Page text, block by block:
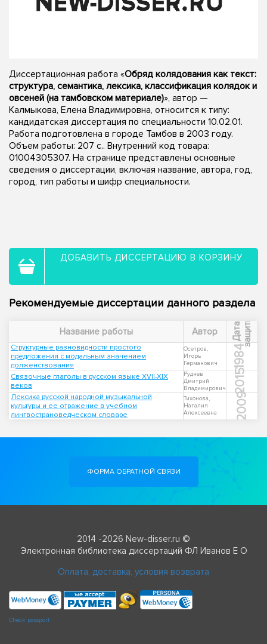
Диссертационная работа «Обряд колядования как текст:
структура, семантика, лексика, классификация колядок и
овсеней (на тамбовском материале)», автор —
Калмыкова, Елена Владимировна, относится к типу:
кандидатская диссертация по специальности 10.02.01.
Работа подготовлена в городе Тамбов в 2003 году.
Объем работы: 207 с.. Внутренний код товара:
01004305307. На странице представлены основные
сведения о диссертации, включая название, автора, год,
город, тип работы и шифр специальности.
ДОБАВИТЬ ДИССЕРТАЦИЮ В КОРЗИНУ
Рекомендуемые диссертации данного раздела
Название работы Автор Д
а
т
а
з
а
щ
и
т ы
Структурные разновидности простого
предложения с модальным значением
долженствования
Осетров,
Игорь
Германович
1984
Связочные глаголы в русском языке XVII-XIX
веков
Руднев
Дмитрий
Владимирович
2015
Лексика русской народной музыкальной
культуры и ее отражение в учебном
лингвострановедческом словаре
Тихонова,
Наталия
Алексеевна
2009
ФОРМА ОБРАТНОЙ СВЯЗИ
2014 -2026 New-disser.ru ©
Электронная библиотека диссертаций ФЛ Иванов Е О
Оплата, доставка, условия возврата
Check passport